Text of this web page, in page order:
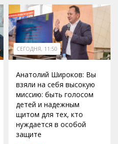
СЕГОДНЯ, 11:50
Анатолий Широков: Вы
взяли на себя высокую
миссию: быть голосом
детей и надежным
щитом для тех, кто
нуждается в особой
защите